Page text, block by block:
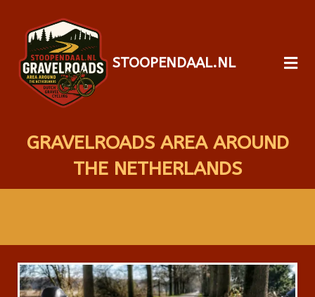
STOOPENDAAL.NL
GRAVELROADS AREA AROUND
THE NETHERLANDS